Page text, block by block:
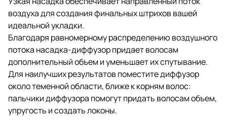
воздуха для создания финальных штрихов вашей
идеальной укладки.
Благодаря равномерному распределению воздушного
потока насадка-диффузор придает волосам
дополнительный объем и уменьшает их спутывание.
Для наилучших результатов поместите диффузор
около теменной области, ближе к корням волос:
пальчики диффузора помогут придать волосам объем,
упругость и создать локоны.